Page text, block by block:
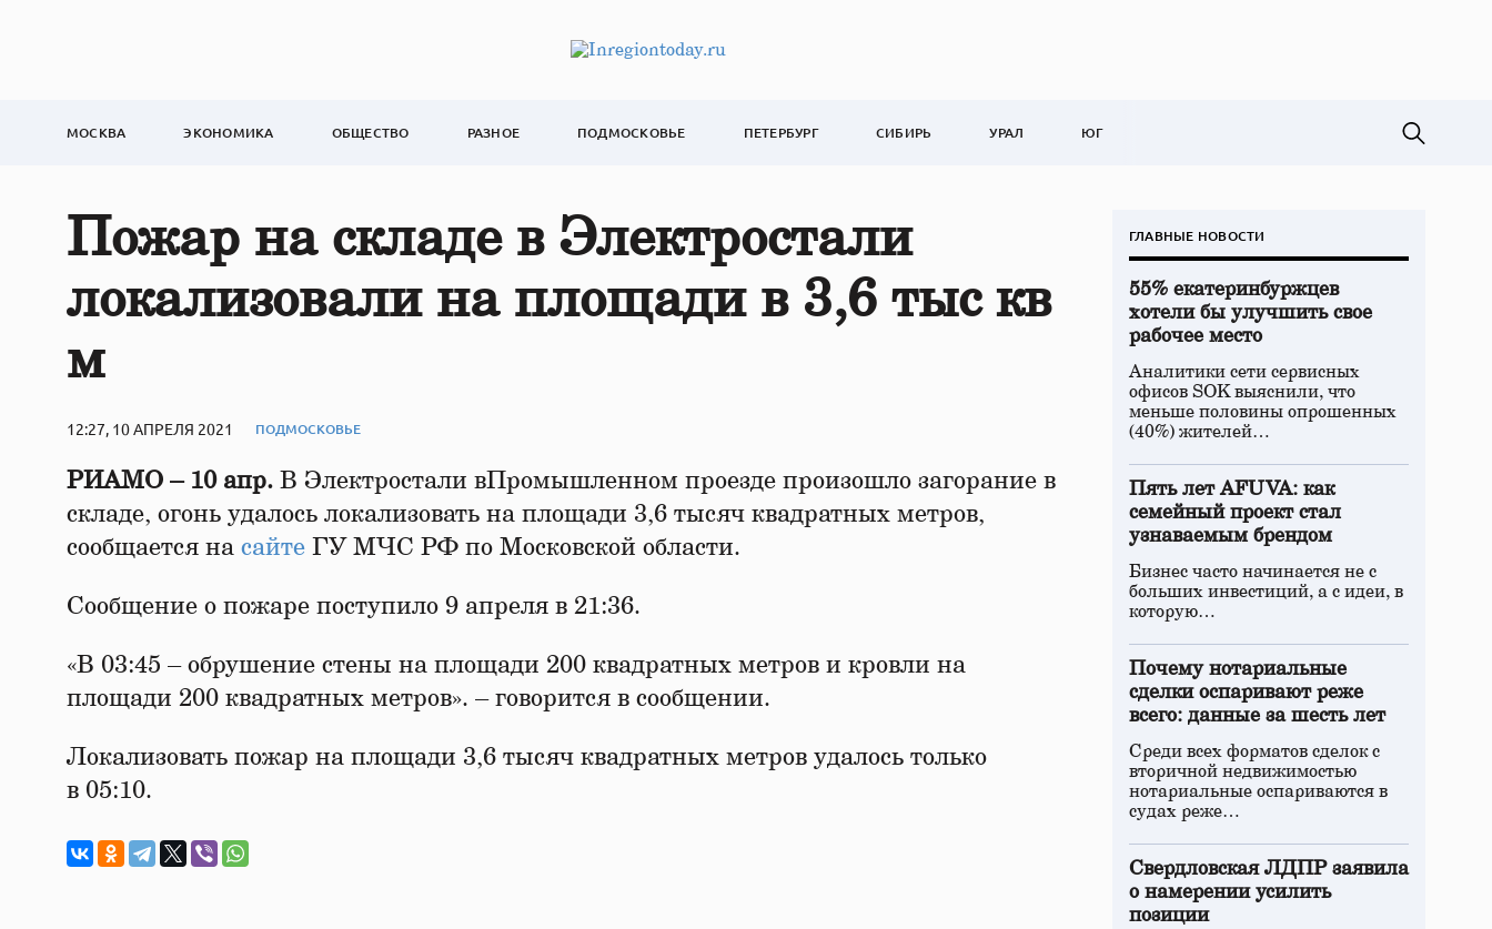
МОСКВА ЭКОНОМИКА ОБЩЕСТВО РАЗНОЕ ПОДМОСКОВЬЕ ПЕТЕРБУРГ СИБИРЬ УРАЛ ЮГ
Пожар на складе в Электростали
локализовали на площади в 3,6 тыс кв
м
12:27, 10 АПРЕЛЯ 2021 ПОДМОСКОВЬЕ
РИАМО – 10 апр. В Электростали вПромышленном проезде произошло загорание в
складе, огонь удалось локализовать на площади 3,6 тысяч квадратных метров,
сообщается на сайте ГУ МЧС РФ по Московской области.
Сообщение о пожаре поступило 9 апреля в 21:36.
«В 03:45 – обрушение стены на площади 200 квадратных метров и кровли на
площади 200 квадратных метров». – говорится в сообщении.
Локализовать пожар на площади 3,6 тысяч квадратных метров удалось только
в 05:10.
ГЛАВНЫЕ НОВОСТИ
55% екатеринбуржцев
хотели бы улучшить свое
рабочее место
Аналитики сети сервисных
офисов SOK выяснили, что
меньше половины опрошенных
(40%) жителей…
Пять лет AFUVA: как
семейный проект стал
узнаваемым брендом
Бизнес часто начинается не с
больших инвестиций, а с идеи, в
которую…
Почему нотариальные
сделки оспаривают реже
всего: данные за шесть лет
Среди всех форматов сделок с
вторичной недвижимостью
нотариальные оспариваются в
судах реже…
Свердловская ЛДПР заявила
о намерении усилить
позиции